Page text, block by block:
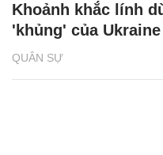
QUÂN SỰ
Khoảnh khắc lính
'khủng' của Ukraine